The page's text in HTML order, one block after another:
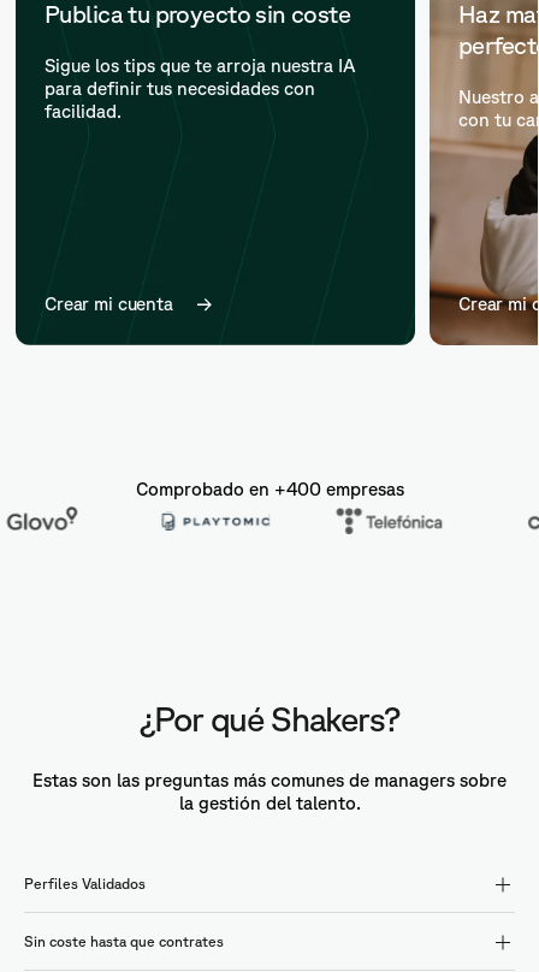
Publica tu proyecto sin coste
Sigue los tips que te arroja nuestra IA
para definir tus necesidades con
facilidad.
Crear mi cuenta
Haz
Nuestro
con tu
Crear mi
Comprobado en +400 empresas
¿Por qué Shakers?
Estas son las preguntas más comunes de managers sobre
la gestión del talento.
Perfiles Validados
Sin coste hasta que contrates